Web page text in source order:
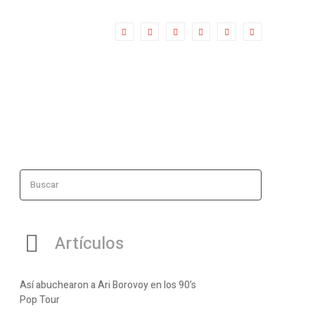
Buscar
Artículos
Así abuchearon a Ari Borovoy en los 90’s
Pop Tour